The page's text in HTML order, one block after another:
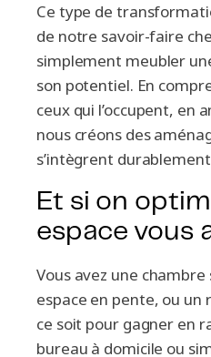
Ce type de
de notre savoir-faire
simplement meubler
son potentiel. En
ceux qui l’occupent, en
nous créons des
s’intègrent
Et si on
espace vous
Vous avez une chambre
espace en pente, ou un
ce soit pour gagner en
bureau à domicile ou